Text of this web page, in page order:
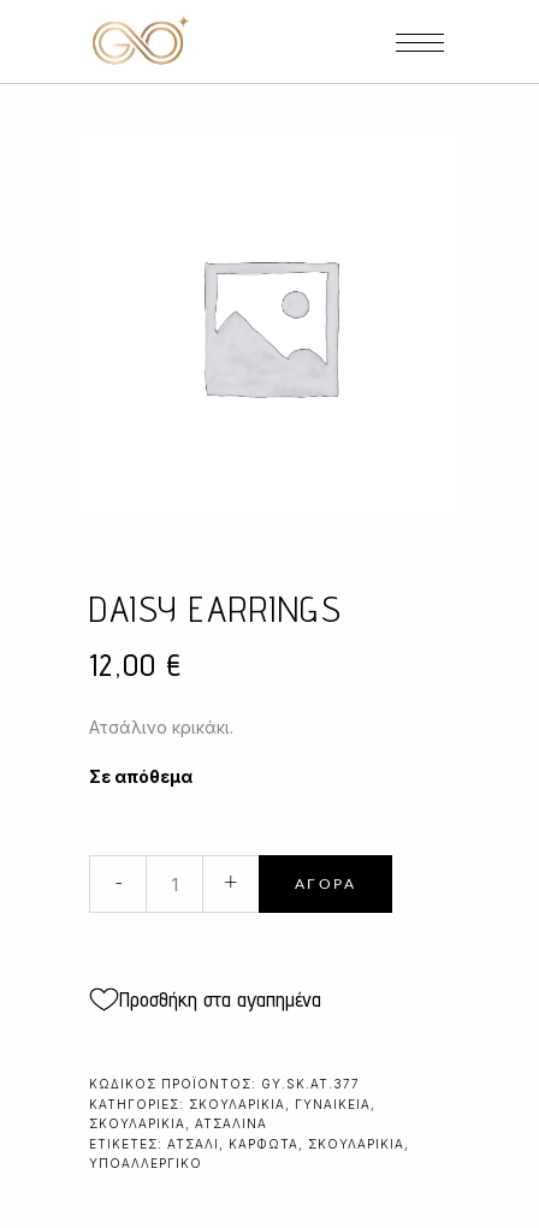
DAISY EARRINGS
12,00 €
Ατσάλινο κρικάκι.
Σε απόθεμα
EARRINGS
- + ΑΓΟΡΆ
Προσθήκη στα αγαπημένα
ΚΩΔΙΚΌΣ ΠΡΟΪΌΝΤΟΣ: GY.SK.AT.377
ΚΑΤΗΓΟΡΊΕΣ: ΣΚΟΥΛΑΡΊΚΙΑ ΓΥΝΑΙΚΕΊΑ
ΣΚΟΥΛΑΡΊΚΙΑ
ΑΤΣΆΛΙΝΑ
ΕΤΙΚΈΤΕΣ: ΑΤΣΆΛΙ ΚΑΡΦΩΤΆ ΣΚΟΥΛΑΡΊΚΙΑ
ΥΠΟΑΛΛΕΡΓΙΚΌ